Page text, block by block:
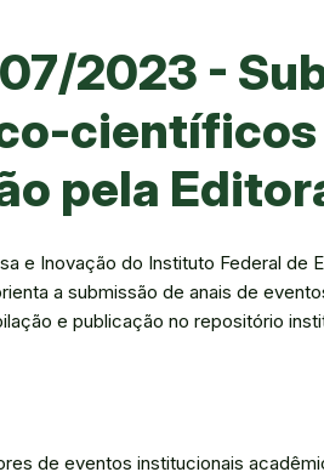
2023 -
científicos
pela
e Inovação do Instituto Federal de
a submissão de anais de
e publicação no repositório
de eventos institucionais